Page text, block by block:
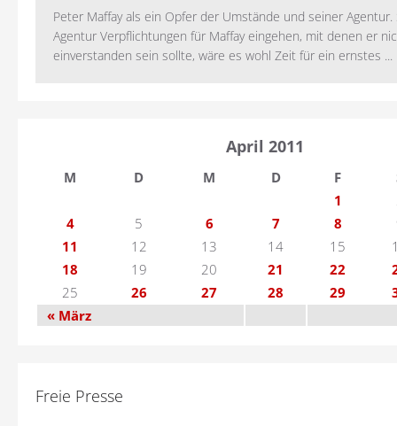
Peter Maffay als ein Opfer der Umstände und seiner Agentur.
Agentur Verpflichtungen für Maffay eingehen, mit denen er
einverstanden sein sollte, wäre es wohl Zeit für ein ernstes ...
April 2011
M D M D F
1
4
5 6 7 8
11
12 13 14 15
18
19 20 21 22
25
26 27 28 29
« März
Freie Presse